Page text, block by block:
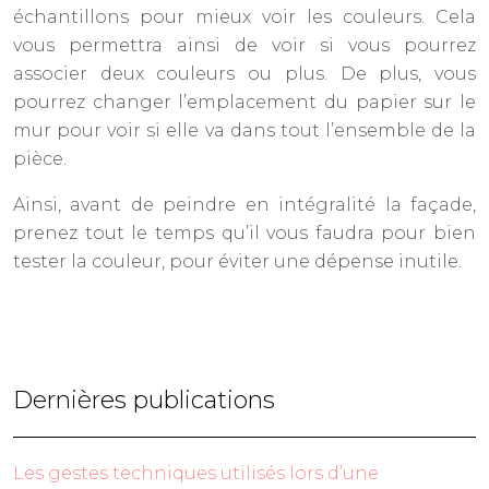
échantillons pour mieux voir les couleurs. Cela
vous permettra ainsi de voir si vous pourrez
associer deux couleurs ou plus. De plus, vous
pourrez changer l’emplacement du papier sur le
mur pour voir si elle va dans tout l’ensemble de la
pièce.
Ainsi, avant de peindre en intégralité la façade,
prenez tout le temps qu’il vous faudra pour bien
tester la couleur, pour éviter une dépense inutile.
Dernières publications
Les gestes techniques utilisés lors d’une